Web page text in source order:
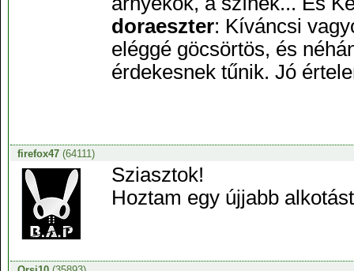
doraeszter: Kíváncsi
eléggé göcsörtös, és
érdekesnek tűnik. Jó
firefox47(64111)
Sziasztok!
Hoztam egy újjabb